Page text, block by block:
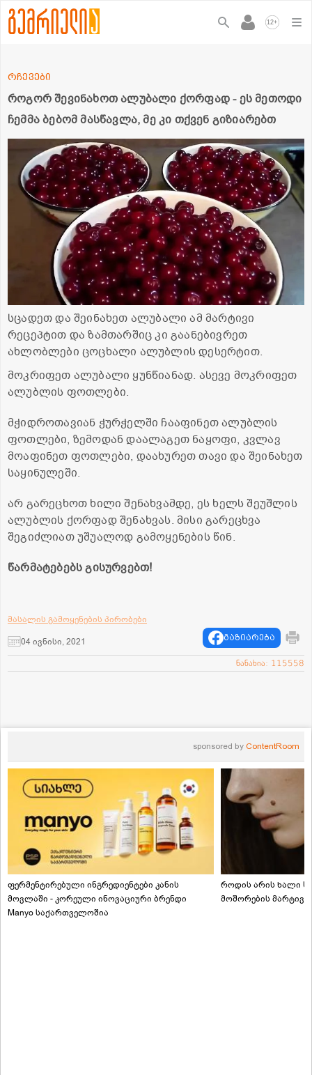
12+
როგორ შევინახოთ ალუბალი ქორფად - ეს მეთოდი
ჩემმა ბებომ მასწავლა, მე კი თქვენ გიზიარებთ
რჩევები
სცადეთ და შეინახეთ ალუბალი ამ მარტივი
რეცეპტით და ზამთარშიც კი გაანებივრეთ
ახლობლები ცოცხალი ალუბლის დესერტით.
მოკრიფეთ ალუბალი ყუნწიანად. ასევე მოკრიფეთ
ალუბლის ფოთლები.
მჭიდროთავიან ჭურჭელში ჩააფინეთ ალუბლის
ფოთლები, ზემოდან დაალაგეთ ნაყოფი, კვლავ
მოაფინეთ ფოთლები, დაახურეთ თავი და შეინახეთ
საყინულეში.
არ გარეცხოთ ხილი შენახვამდე, ეს ხელს შეუშლის
ალუბლის ქორფად შენახვას. მისი გარეცხვა
შეგიძლიათ უშუალოდ გამოყენების წინ.
წარმატებებს გისურვებთ!
მასალის გამოყენების პირობები
04 ივნისი, 2021
გაზიარება
ნანახია: 115558
sponsored by ContentRoom
ფერმენტირებული ინგრედიენტები კანის
მოვლაში - კორეული ინოვაციური ბრენდი
Manyo საქართველოშია
როდის არის ხალი
მოშორების